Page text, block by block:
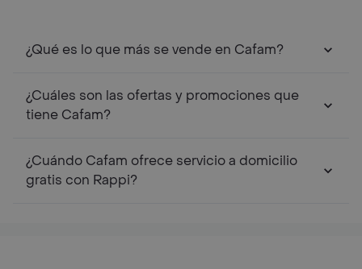
¿Qué es lo que más se vende en Cafam?
¿Cuáles son las ofertas y promociones que
tiene Cafam?
¿Cuándo Cafam ofrece servicio a domicilio
gratis con Rappi?